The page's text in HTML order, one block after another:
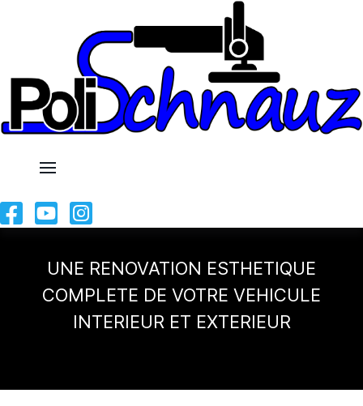
UNE RENOVATION ESTHETIQUE
COMPLETE DE VOTRE VEHICULE
INTERIEUR ET EXTERIEUR